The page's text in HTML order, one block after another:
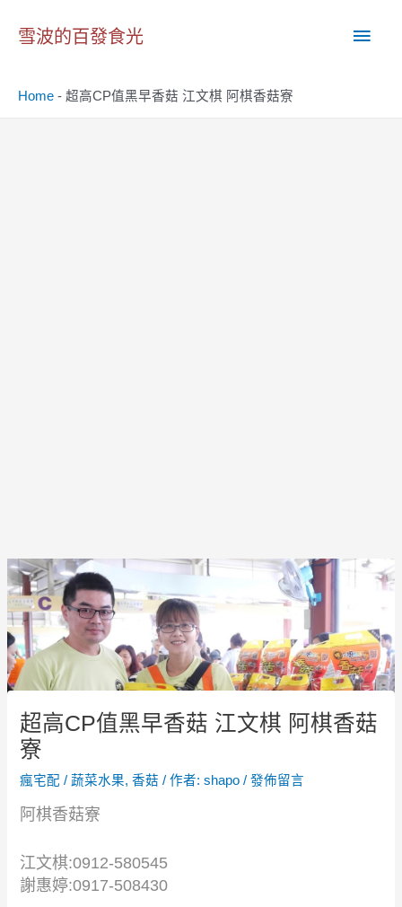
雪波的百發食光
主
Home - 超高CP值黑早香菇 江文棋 阿棋香菇寮
超高CP值黑早香菇 江文棋 阿棋香菇
寮
瘋宅配 / 蔬菜水果,香菇 / 作者:shapo/發佈留言
阿棋香菇寮
江文棋:0912-580545
謝惠婷:0917-508430
Post
navigation